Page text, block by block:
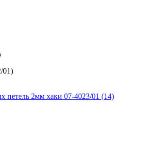
01)
петель 2мм хаки 07-4023/01 (14)